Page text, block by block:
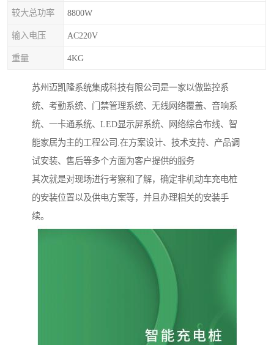
较大总功率 8800W
输入电压 AC220V
重量 4KG
苏州迈凯隆系统集成科技有限公司是一家以做监控系
统、考勤系统、门禁管理系统、无线网络覆盖、音响系
统、一卡通系统、LED显示屏系统、网络综合布线、智
能家居为主的工程公司.在方案设计、技术支持、产品调
试安装、售后等多个方面为客户提供的服务
其次就是对现场进行考察和了解，确定非机动车充电桩
的安装位置以及供电方案等，并且办理相关的安装手
续。